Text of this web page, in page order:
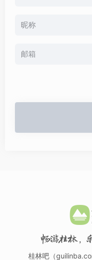
畅游桂林，
桂林吧（